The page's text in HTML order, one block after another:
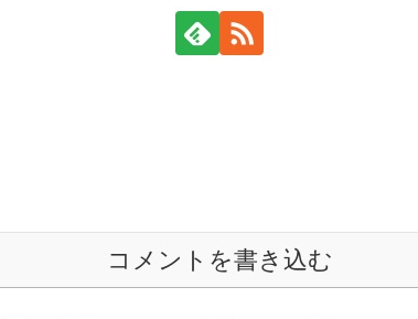
コメントを書き込む